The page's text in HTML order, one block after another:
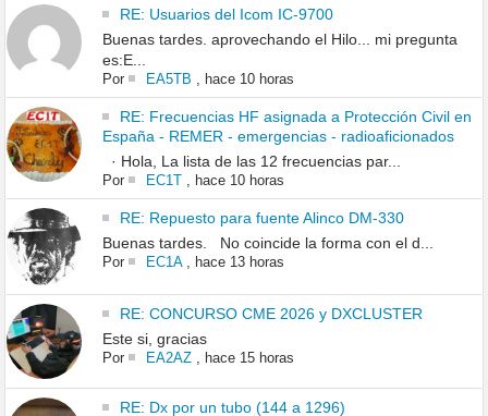
RE: Usuarios del Icom IC-9700
Buenas tardes. aprovechando el Hilo... mi pregunta
es:E...
Por EA5TB , hace 10 horas
RE: Frecuencias HF asignada a Protección Civil en
España - REMER - emergencias - radioaficionados
· Hola, La lista de las 12 frecuencias par...
Por EC1T, hace 10 horas
RE: Repuesto para fuente Alinco DM-330
Buenas tardes. No coincide la forma con el d...
Por EC1A, hace 13 horas
RE: CONCURSO CME 2026 y DXCLUSTER
Este si, gracias
Por EA2AZ, hace 15 horas
RE: Dx por un tubo (144 a 1296)